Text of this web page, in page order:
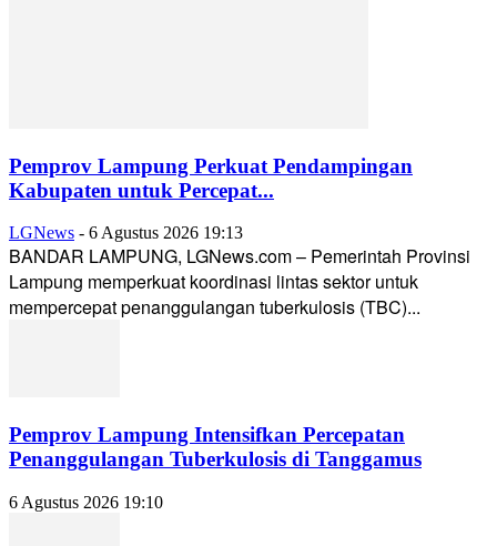
Pemprov Lampung Perkuat Pendampingan
Kabupaten untuk Percepat...
LGNews - 6 Agustus 2026 19:13
BANDAR LAMPUNG, LGNews.com – Pemerintah Provinsi
Lampung memperkuat koordinasi lintas sektor untuk
mempercepat penanggulangan tuberkulosis (TBC)...
Pemprov Lampung Intensifkan Percepatan
Penanggulangan Tuberkulosis di Tanggamus
6 Agustus 2026 19:10